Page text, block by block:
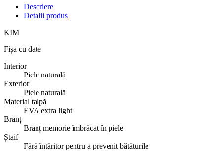
Descriere
Detalii produs
KIM
Fișa cu date
Interior
Piele naturală
Exterior
Piele naturală
Material talpă
EVA extra light
Branț
Branț memorie îmbrăcat în piele
Ștaif
Fără întăritor pentru a prevenit bătăturile